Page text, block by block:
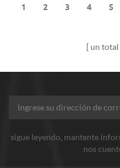
1 2 3 4 5
un total
sigue leyendo, mantente
nos